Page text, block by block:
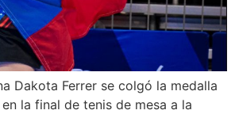
Dakota Ferrer se colgó la medalla
la final de tenis de mesa a la